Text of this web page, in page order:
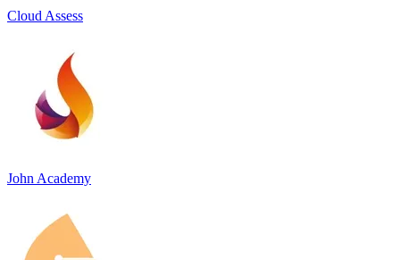
Cloud Assess
John Academy